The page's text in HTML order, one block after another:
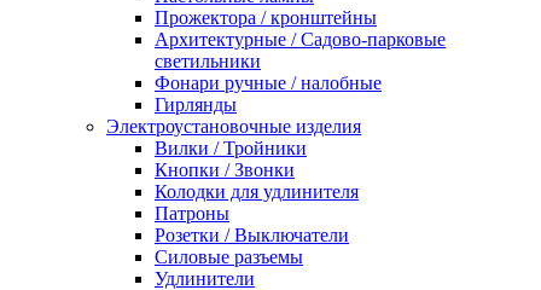
Прожектора / кронштейны
Архитектурные / Садово-парковые
светильники
Фонари ручные / налобные
Гирлянды
Электроустановочные изделия
Вилки / Тройники
Кнопки / Звонки
Колодки для удлинителя
Патроны
Розетки / Выключатели
Силовые разъемы
Удлинители